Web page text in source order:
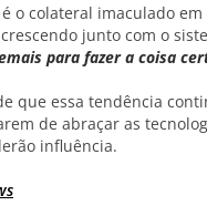
o colateral imaculado em
junto com o
para fazer a coisa
que essa tendência
de abraçar as
influência.